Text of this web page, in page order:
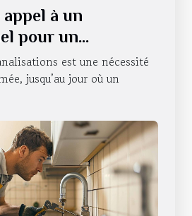
à un
pour un
de canalisations à
est une nécessité
jusqu’au jour où un